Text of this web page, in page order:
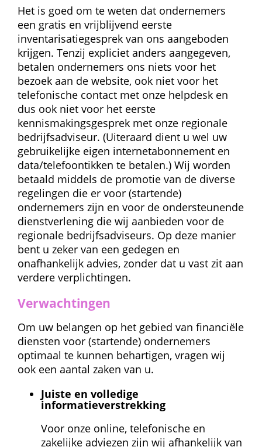
Het is goed om te weten dat ondernemers
een gratis en vrijblijvend eerste
inventarisatiegesprek van ons aangeboden
krijgen. Tenzij expliciet anders aangegeven,
betalen ondernemers ons niets voor het
bezoek aan de website, ook niet voor het
telefonische contact met onze helpdesk en
dus ook niet voor het eerste
kennismakingsgesprek met onze regionale
bedrijfsadviseur. (Uiteraard dient u wel uw
gebruikelijke eigen internetabonnement en
data/telefoontikken te betalen.) Wij worden
betaald middels de promotie van de diverse
regelingen die er voor (startende)
ondernemers zijn en voor de ondersteunende
dienstverlening die wij aanbieden voor de
regionale bedrijfsadviseurs. Op deze manier
bent u zeker van een gedegen en
onafhankelijk advies, zonder dat u vast zit aan
verdere verplichtingen.
Verwachtingen
Om uw belangen op het gebied van financiële
diensten voor (startende) ondernemers
optimaal te kunnen behartigen, vragen wij
ook een aantal zaken van u.
Juiste en volledige
informatieverstrekking
Voor onze online, telefonische en
zakelijke adviezen zijn wij afhankelijk van